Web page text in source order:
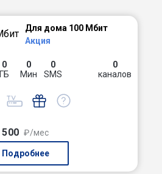
Для дома 100 Мбит
Акция
0
ГБ
0
Мин
0
SMS
0
каналов
500 ₽/мес
Подробнее